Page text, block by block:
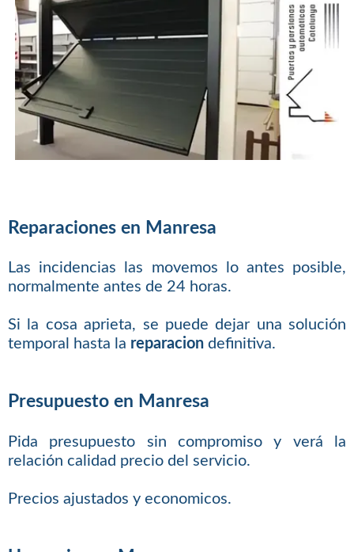
Reparaciones en Manresa
Las incidencias las movemos lo antes posible,
normalmente antes de 24 horas.
Si la cosa aprieta, se puede dejar una solución
temporal hasta la reparaciondefinitiva.
Presupuesto en Manresa
Pida presupuesto sin compromiso y verá la
relación calidad precio del servicio.
Precios ajustados y economicos.